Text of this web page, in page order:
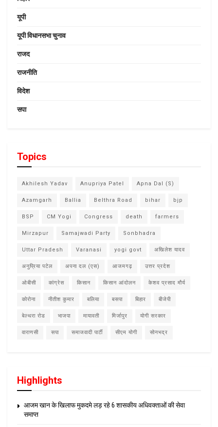
यूपी
यूपी विधानसभा चुनाव
राजद
राजनीति
विदेश
सपा
Topics
Akhilesh Yadav Anupriya Patel Apna Dal (S)
Azamgarh Ballia Belthra Road bihar bjp
BSP CM Yogi Congress death farmers
Mirzapur Samajwadi Party Sonbhadra
Uttar Pradesh Varanasi yogi govt अखिलेश यादव
अनुप्रिया पटेल अपना दल (एस) आजमगढ़ उत्तर प्रदेश
ओबीसी कांग्रेस किसान किसान आंदोलन केशव प्रसाद मौर्य
कोरोना नीतीश कुमार बलिया बसपा बिहार बीजेपी
बेल्थरा रोड भाजपा मायावती मिर्जापुर योगी सरकार
वाराणसी सपा समाजवादी पार्टी सीएम योगी सोनभद्र
Highlights
आजम खान के खिलाफ मुकदमे लड़ रहे 6 शासकीय अधिवक्ताओं की सेवा
समाप्त